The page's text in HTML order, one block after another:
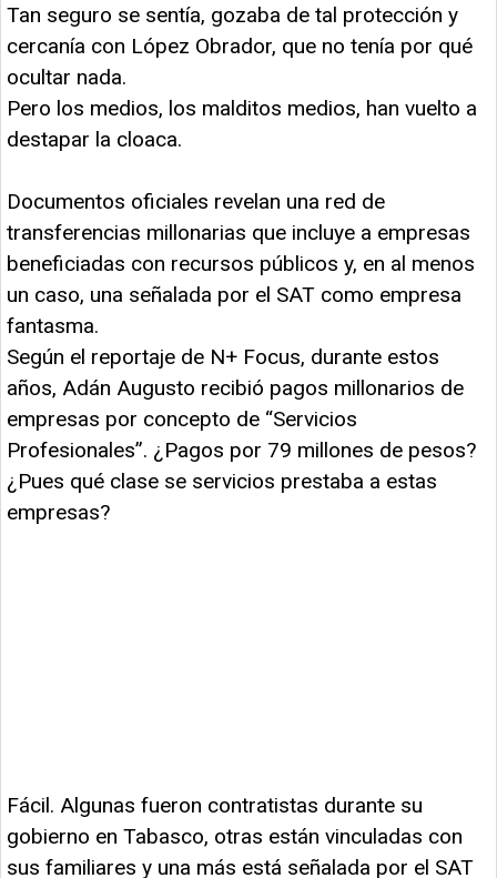
Tan seguro se sentía, gozaba de tal protección y
cercanía con López Obrador, que no tenía por qué
ocultar nada.
Pero los medios, los malditos medios, han vuelto a
destapar la cloaca.
Documentos oficiales revelan una red de
transferencias millonarias que incluye a empresas
beneficiadas con recursos públicos y, en al menos
un caso, una señalada por el SAT como empresa
fantasma.
Según el reportaje de N+ Focus, durante estos
años, Adán Augusto recibió pagos millonarios de
empresas por concepto de “Servicios
Profesionales”. ¿Pagos por 79 millones de pesos?
¿Pues qué clase se servicios prestaba a estas
empresas?
Fácil. Algunas fueron contratistas durante su
gobierno en Tabasco, otras están vinculadas con
sus familiares y una más está señalada por el SAT